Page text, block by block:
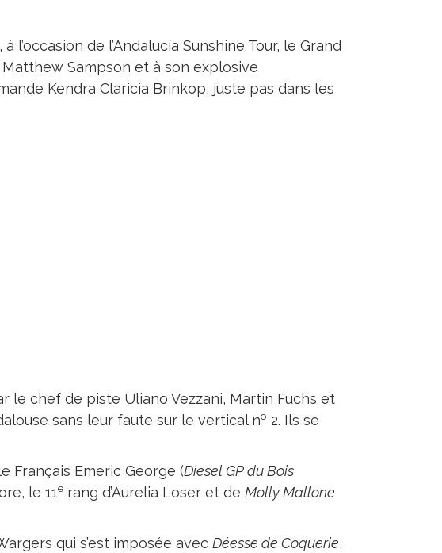
de l’Andalucía Sunshine Tour, le Grand
Sampson et à son explosive
Kendra Claricia Brinkop, juste pas dans les
le chef de piste Uliano Vezzani, Martin Fuchs et
sans leur faute sur le vertical no 2. Ils se
Français Emeric George (Diesel GP du Bois
le 11erang d’Aurelia Loser et de Molly Mallone
qui s’est imposée avec Déesse de Coquerie,